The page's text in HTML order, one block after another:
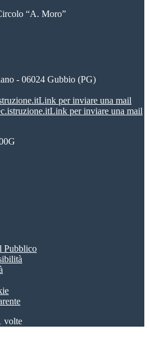
“A. Moro”
- 06024 Gubbio (PG)
Link per inviare una mail
Link per inviare una mail
Pubblico
volte